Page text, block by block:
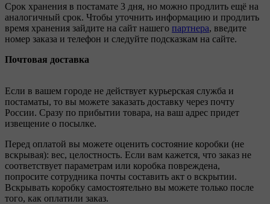
Срок хранения в постамате 3 дня, но можно продлить ещё на
аналогичный срок. Чтобы уточнить информацию и продлить
время хранения зайдите на сайт нашего партнера, введите
номер заказа и телефон и следуйте подсказкам на сайте.
Почтовая доставка
Если в вашем городе не действует курьерская служба и
постаматы, то вы можете заказать доставку через почту
России. Сразу по прибытии товара, на ваш адрес придет
извещение о посылке.
Перед оплатой вы можете оценить состояние коробки (не
вскрывая): вес, целостность. Если вам кажется, что заказ не
соответствует параметрам или коробка повреждена,
попросите сотрудника почты составить акт о вскрытии.
Вскрывать коробку самостоятельно вы можете только после
того, как оплатили заказ.